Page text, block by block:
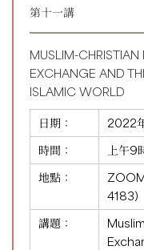
第十一講
MUSLIM-CHRISTIAN
EXCHANGE AND
ISLAMIC WORLD
日期：
2022
時間：
上午9
地點：
4183)
講題：